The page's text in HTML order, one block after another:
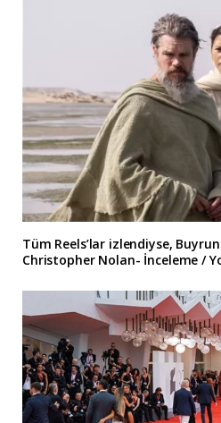
Tüm Reels’lar izlendiyse,
Christopher Nolan- İnceleme /